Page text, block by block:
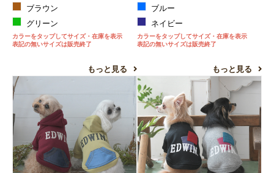
ブラウン
グリーン
カラーをタップしてサイズ・在庫を表示
表記の無いサイズは販売終了
もっと見る
ブルー
ネイビー
カラーをタップしてサイズ・在庫を表示
表記の無いサイズは販売終了
もっと見る